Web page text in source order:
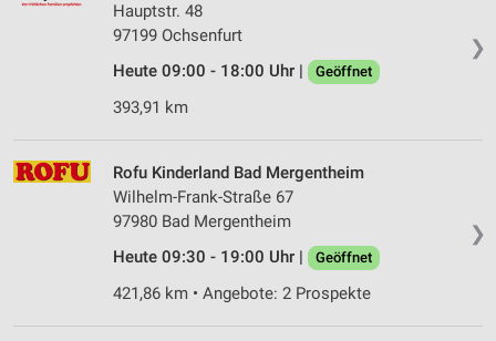
❯
Hauptstr. 48
97199 Ochsenfurt
Heute 09:00 - 18:00 Uhr |
Geöffnet
393,91 km
❯
Rofu Kinderland Bad Mergentheim
Wilhelm-Frank-Straße 67
97980 Bad Mergentheim
Heute 09:30 - 19:00 Uhr |
Geöffnet
421,86 km • Angebote: 2 Prospekte